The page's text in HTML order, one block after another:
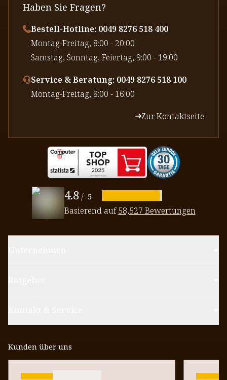
Haben Sie Fragen?
Bestell-Hotline: 0049 8276 518 400
⁠Montag-Freitag, 8:00 - 20:00
⁠Samstag, Sonntag, Feiertag, 9:00 - 19:00
Service & Beratung: 0049 8276 518 100
⁠Montag-Freitag, 8:00 - 16:00
Zur Kontaktseite
4.8 / 5
Basierend auf58,527 Bewertungen
Kunden über uns